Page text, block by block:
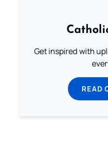
Get inspired with
READ